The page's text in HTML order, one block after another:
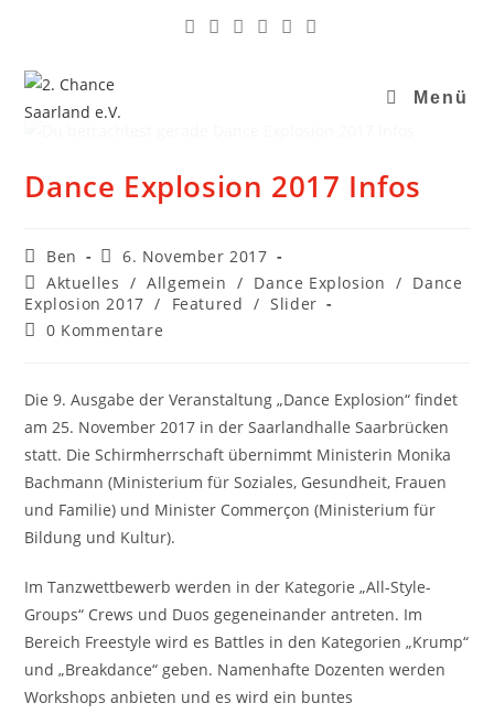
Menü
Dance Explosion 2017 Infos
Ben
6. November 2017
Aktuelles / Allgemein / Dance Explosion / Dance
Explosion 2017 / Featured / Slider
0 Kommentare
Die 9. Ausgabe der Veranstaltung „Dance Explosion“ findet
am 25. November 2017 in der Saarlandhalle Saarbrücken
statt. Die Schirmherrschaft übernimmt Ministerin Monika
Bachmann (Ministerium für Soziales, Gesundheit, Frauen
und Familie) und Minister Commerçon (Ministerium für
Bildung und Kultur).
Im Tanzwettbewerb werden in der Kategorie „All-Style-
Groups“ Crews und Duos gegeneinander antreten. Im
Bereich Freestyle wird es Battles in den Kategorien „Krump“
und „Breakdance“ geben. Namenhafte Dozenten werden
Workshops anbieten und es wird ein buntes